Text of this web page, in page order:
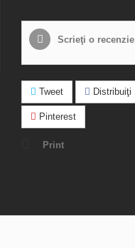
Scrieţi o recenzie
Tweet Distribuiţi
Pinterest
Print